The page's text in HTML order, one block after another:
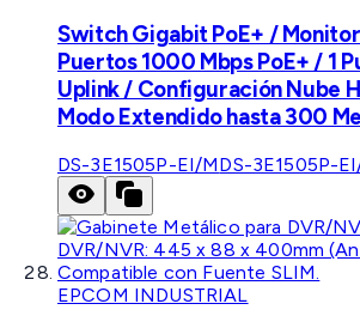
Switch Gigabit PoE+ /
Puertos 1000 Mbps PoE+ / 1
Uplink / Configuración Nube
Modo Extendido hasta 300
DS-3E1505P-EI/MDS-3E1505P-
EPCOM INDUSTRIAL